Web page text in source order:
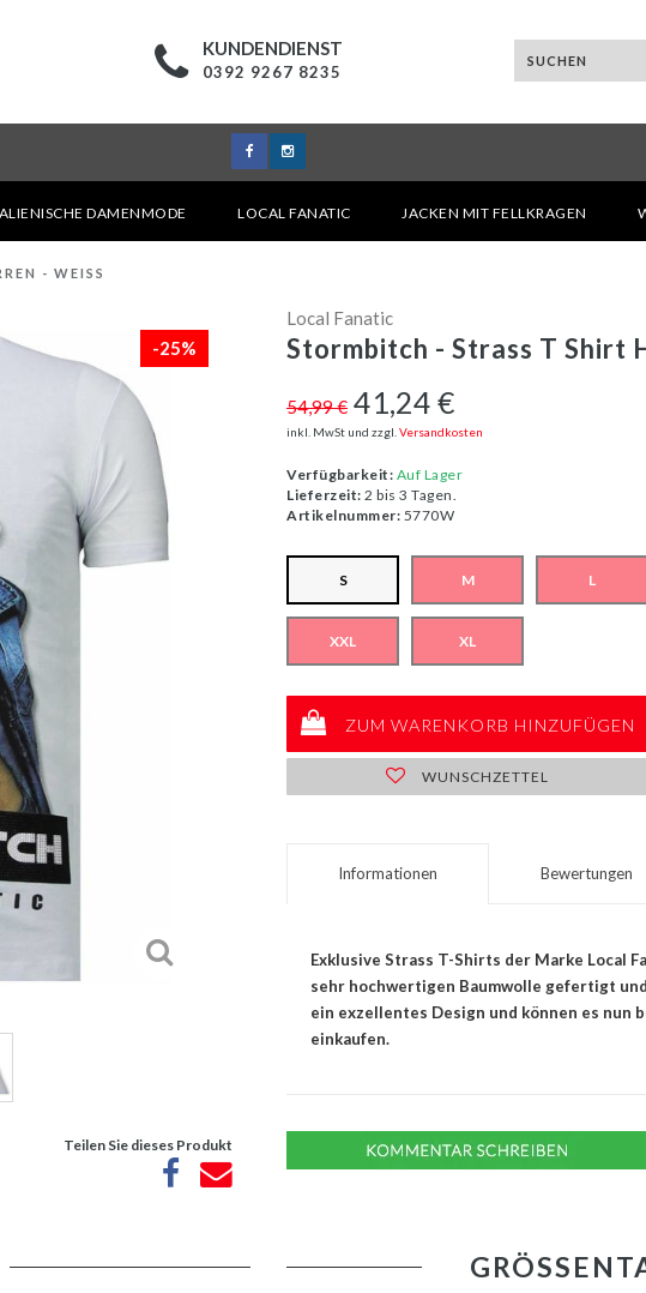
KUNDENDIENST
0392 9267 8235
DAMENMODE LOCAL FANATIC JACKEN MIT FELLKRAGEN
- WEISS
-25%
Teilen Sie dieses Produkt
Local Fanatic
Stormbitch - Strass T Shirt
54,99 € 41,24 €
inkl. MwSt und zzgl. Versandkosten
Verfügbarkeit: Auf Lager
Lieferzeit: 2 bis 3 Tagen.
Artikelnummer: 5770W
S M L
XXL XL
ZUM WARENKORB HINZUFÜGEN
WUNSCHZETTEL
Informationen Bewertungen
Exklusive Strass T-Shirts der Marke Local
sehr hochwertigen Baumwolle gefertigt
ein exzellentes Design und können es nun
einkaufen.